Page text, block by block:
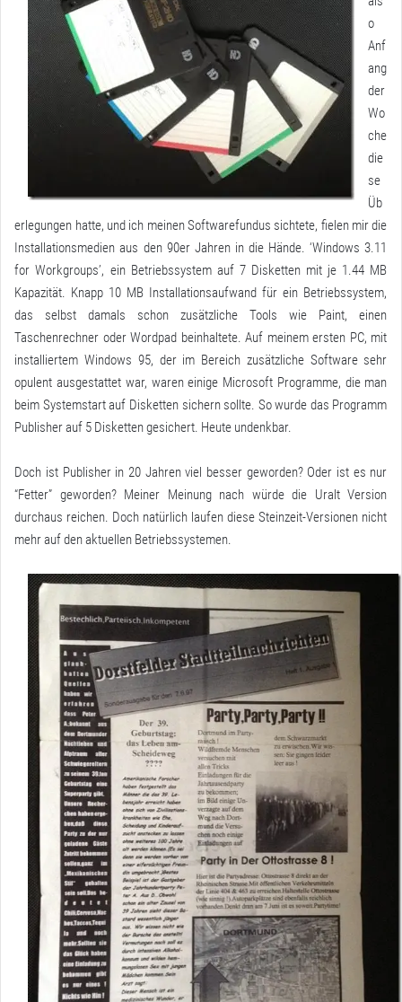
o
Anf
ang
der
Wo
che
die
se
Üb
erlegungen hatte, und ich meinen Softwarefundus sichtete, fielen mir die
Installationsmedien aus den 90er Jahren in die Hände. ‘Windows 3.11
for Workgroups’, ein Betriebssystem auf 7 Disketten mit je 1.44 MB
Kapazität. Knapp 10 MB Installationsaufwand für ein Betriebssystem,
das selbst damals schon zusätzliche Tools wie Paint, einen
Taschenrechner oder Wordpad beinhaltete. Auf meinem ersten PC, mit
installiertem Windows 95, der im Bereich zusätzliche Software sehr
opulent ausgestattet war, waren einige Microsoft Programme, die man
beim Systemstart auf Disketten sichern sollte. So wurde das Programm
Publisher auf 5 Disketten gesichert. Heute undenkbar.
Doch ist Publisher in 20 Jahren viel besser geworden? Oder ist es nur
“Fetter” geworden? Meiner Meinung nach würde die Uralt Version
durchaus reichen. Doch natürlich laufen diese Steinzeit-Versionen nicht
mehr auf den aktuellen Betriebssystemen.